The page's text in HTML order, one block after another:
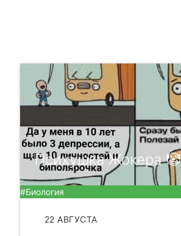
Психушка Жокера 🤡
#Биология
22 АВГУСТА